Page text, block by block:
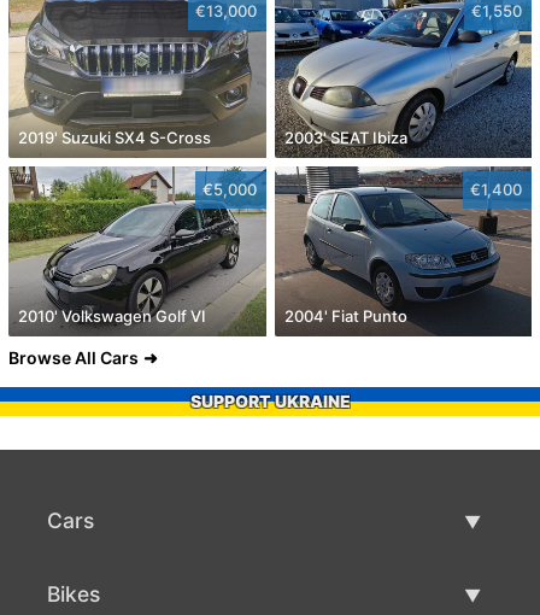
€13,000
2019' Suzuki SX4 S-Cross
€1,550
2003' SEAT Ibiza
€5,000
2010' Volkswagen Golf VI
€1,400
2004' Fiat Punto
Browse All Cars
SUPPORT UKRAINE
Cars
Bikes